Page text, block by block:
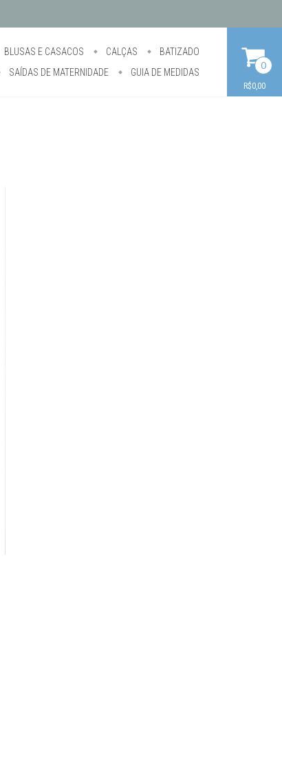
BLUSAS E CASACOS CALÇAS
BATIZADO
SAÍDAS DE MATERNIDADE GUIA DE MEDIDAS
0
R$0,00